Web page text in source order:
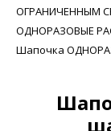
ОГРАНИЧЕННЫМ
ОДНОРАЗОВЫЕ
Шапочка